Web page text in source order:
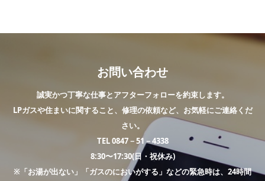
お問い合わせ
誠実かつ丁寧な仕事とアフターフォローを約束します。
LPガスや住まいに関すること、修理の依頼など、お気軽にご連絡くだ
さい。
TEL 0847－51－4338
8:30〜17:30(日・祝休み)
※「お湯が出ない」「ガスのにおいがする」などの緊急時は、24時間